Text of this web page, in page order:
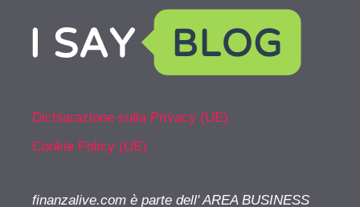
Dichiarazione sulla Privacy (UE)
Cookie Policy (UE)
finanzalive.com è parte dell' AREA BUSINESS